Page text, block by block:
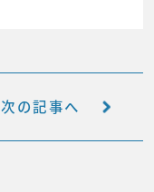
次の記事へ